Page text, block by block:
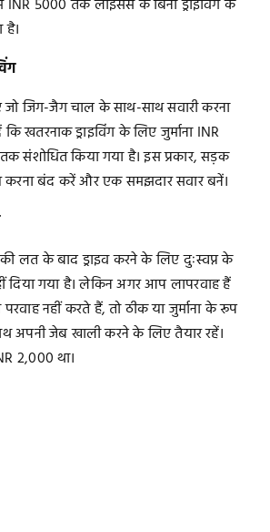
5000 तक लाइसेंस के बिना ड्राइविंग के
है।
जिग-जैग चाल के साथ-साथ सवारी करना
खतरनाक ड्राइविंग के लिए जुर्माना INR
संशोधित किया गया है। इस प्रकार, सड़क
करना बंद करें और एक समझदार सवार बनें।
लत के बाद ड्राइव करने के लिए दुःस्वप्न के
दिया गया है। लेकिन अगर आप लापरवाह हैं
नहीं करते हैं, तो ठीक या जुर्माना के रूप
अपनी जेब खाली करने के लिए तैयार रहें।
2,000 था।